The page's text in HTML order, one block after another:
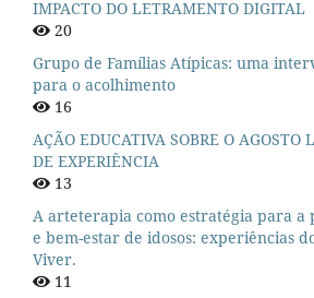
IMPACTO DO LETRAMENTO DIGITAL
20
Grupo de Famílias Atípicas: uma
para o acolhimento
16
AÇÃO EDUCATIVA SOBRE O AGOSTO
DE EXPERIÊNCIA
13
A arteterapia como estratégia para a
e bem-estar de idosos: experiências
Viver.
11